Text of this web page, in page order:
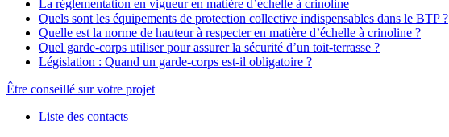
La réglementation en vigueur en matière d’échelle à crinoline
Quels sont les équipements de protection collective indispensables dans le BTP ?
Quelle est la norme de hauteur à respecter en matière d’échelle à crinoline ?
Quel garde-corps utiliser pour assurer la sécurité d’un toit-terrasse ?
Législation : Quand un garde-corps est-il obligatoire ?
Être conseillé sur votre projet
Liste des contacts